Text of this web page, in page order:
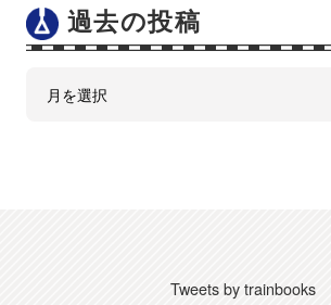
過去の投稿
Tweets by trainbooks